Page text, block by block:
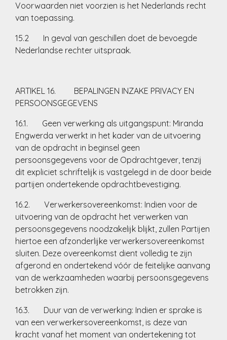
Voorwaarden niet voorzien is het Nederlands recht
van toepassing.
15.2 In geval van geschillen doet de bevoegde
Nederlandse rechter uitspraak.
ARTIKEL 16. BEPALINGEN INZAKE PRIVACY EN
PERSOONSGEGEVENS
16.1. Geen verwerking als uitgangspunt: Miranda
Engwerda verwerkt in het kader van de uitvoering
van de opdracht in beginsel geen
persoonsgegevens voor de Opdrachtgever, tenzij
dit expliciet schriftelijk is vastgelegd in de door beide
partijen ondertekende opdrachtbevestiging.
16.2. Verwerkersovereenkomst: Indien voor de
uitvoering van de opdracht het verwerken van
persoonsgegevens noodzakelijk blijkt, zullen Partijen
hiertoe een afzonderlijke verwerkersovereenkomst
sluiten. Deze overeenkomst dient volledig te zijn
afgerond en ondertekend vóór de feitelijke aanvang
van de werkzaamheden waarbij persoonsgegevens
betrokken zijn.
16.3. Duur van de verwerking: Indien er sprake is
van een verwerkersovereenkomst, is deze van
kracht vanaf het moment van ondertekening tot